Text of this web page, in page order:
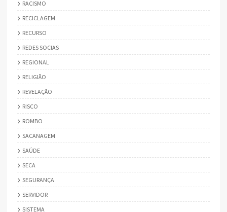
RACISMO
RECICLAGEM
RECURSO
REDES SOCIAS
REGIONAL
RELIGIÃO
REVELAÇÃO
RISCO
ROMBO
SACANAGEM
SAÚDE
SECA
SEGURANÇA
SERVIDOR
SISTEMA